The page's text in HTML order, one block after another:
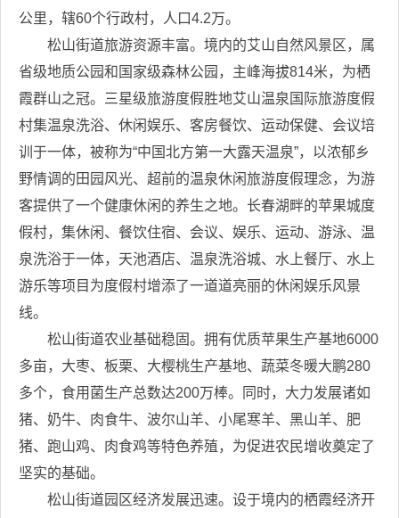
公里，辖60个行政村，人口4.2万。
松山街道旅游资源丰富。境内的艾山自然风景区，属
省级地质公园和国家级森林公园，主峰海拔814米，为栖
霞群山之冠。三星级旅游度假胜地艾山温泉国际旅游度假
村集温泉洗浴、休闲娱乐、客房餐饮、运动保健、会议培
训于一体，被称为“中国北方第一大露天温泉”，以浓郁乡
野情调的田园风光、超前的温泉休闲旅游度假理念，为游
客提供了一个健康休闲的养生之地。长春湖畔的苹果城度
假村，集休闲、餐饮住宿、会议、娱乐、运动、游泳、温
泉洗浴于一体，天池酒店、温泉洗浴城、水上餐厅、水上
游乐等项目为度假村增添了一道道亮丽的休闲娱乐风景
线。
松山街道农业基础稳固。拥有优质苹果生产基地6000
多亩，大枣、板栗、大樱桃生产基地、蔬菜冬暖大鹏280
多个，食用菌生产总数达200万棒。同时，大力发展诸如
猪、奶牛、肉食牛、波尔山羊、小尾寒羊、黑山羊、肥
猪、跑山鸡、肉食鸡等特色养殖，为促进农民增收奠定了
坚实的基础。
松山街道园区经济发展迅速。设于境内的栖霞经济开